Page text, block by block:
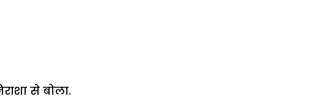
से बोला.